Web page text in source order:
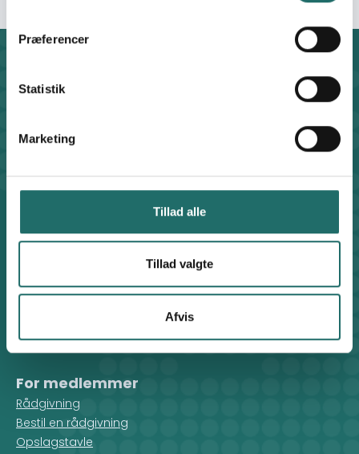
Præferencer
Statistik
Marketing
Tillad alle
Tillad valgte
Afvis
CISU - Civilsamfund i Udvikling
8612 0342
FacebookLinkedInInstagram
X
Find medarbejder
Adfærdskodeks
Indgiv en klage
Cookiepolitik
For medlemmer
Rådgivning
Bestil en rådgivning
Opslagstavle